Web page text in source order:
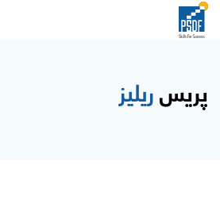
پریسریلیز